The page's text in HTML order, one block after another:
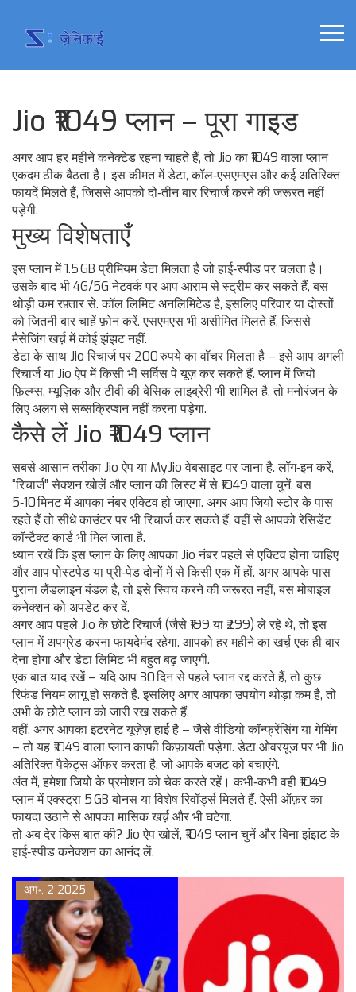
Jio ₹1049 प्लान – पूरा गाइड
अगर आप हर महीने कनेक्टेड रहना चाहते हैं, तो Jio का ₹1049 वाला प्लान
एकदम ठीक बैठता है। इस कीमत में डेटा, कॉल‑एसएमएस और कई अतिरिक्त
फायदें मिलते हैं, जिससे आपको दो‑तीन बार रिचार्ज करने की जरूरत नहीं
पड़ेगी.
मुख्य विशेषताएँ
इस प्लान में 1.5 GB प्रीमियम डेटा मिलता है जो हाई‑स्पीड पर चलता है।
उसके बाद भी 4G/5G नेटवर्क पर आप आराम से स्ट्रीम कर सकते हैं, बस
थोड़ी कम रफ़्तार से. कॉल लिमिट अनलिमिटेड है, इसलिए परिवार या दोस्तों
को जितनी बार चाहें फ़ोन करें. एसएमएस भी असीमित मिलते हैं, जिससे
मैसेजिंग खर्च़ में कोई झंझट नहीं.
डेटा के साथ Jio रिचार्ज पर 200 रुपये का वॉचर मिलता है – इसे आप अगली
रिचार्ज या Jio ऐप में किसी भी सर्विस पे यूज़ कर सकते हैं. प्लान में जियो
फ़िल्म्स, म्यूज़िक और टीवी की बेसिक लाइब्रेरी भी शामिल है, तो मनोरंजन के
लिए अलग से सब्सक्रिप्शन नहीं करना पड़ेगा.
कैसे लें Jio ₹1049 प्लान
सबसे आसान तरीका Jio ऐप या MyJio वेबसाइट पर जाना है. लॉग‑इन करें,
“रिचार्ज” सेक्शन खोलें और प्लान की लिस्ट में से ₹1049 वाला चुनें. बस
5‑10 मिनट में आपका नंबर एक्टिव हो जाएगा. अगर आप जियो स्टोर के पास
रहते हैं तो सीधे काउंटर पर भी रिचार्ज कर सकते हैं, वहीं से आपको रेसिडेंट
कॉन्टैक्ट कार्ड भी मिल जाता है.
ध्यान रखें कि इस प्लान के लिए आपका Jio नंबर पहले से एक्टिव होना चाहिए
और आप पोस्टपेड या प्री‑पेड दोनों में से किसी एक में हों. अगर आपके पास
पुराना लैंडलाइन बंडल है, तो इसे स्विच करने की जरूरत नहीं, बस मोबाइल
कनेक्शन को अपडेट कर दें.
अगर आप पहले Jio के छोटे रिचार्ज (जैसे ₹199 या ₹299) ले रहे थे, तो इस
प्लान में अपग्रेड करना फायदेमंद रहेगा. आपको हर महीने का खर्च़ एक ही बार
देना होगा और डेटा लिमिट भी बहुत बढ़ जाएगी.
एक बात याद रखें – यदि आप 30 दिन से पहले प्लान रद्द करते हैं, तो कुछ
रिफंड नियम लागू हो सकते हैं. इसलिए अगर आपका उपयोग थोड़ा कम है, तो
अभी के छोटे प्लान को जारी रख सकते हैं.
वहीं, अगर आपका इंटरनेट यूज़ेज़ हाई है – जैसे वीडियो कॉन्फ्रेंसिंग या गेमिंग
– तो यह ₹1049 वाला प्लान काफी किफ़ायती पड़ेगा. डेटा ओवरयूज पर भी Jio
अतिरिक्त पैकेट्स ऑफर करता है, जो आपके बजट को बचाएंगे.
अंत में, हमेशा जियो के प्रमोशन को चेक करते रहें। कभी‑कभी वही ₹1049
प्लान में एक्स्ट्रा 5 GB बोनस या विशेष रिवॉर्ड्स मिलते हैं. ऐसी ऑफ़र का
फायदा उठाने से आपका मासिक खर्च़ और भी घटेगा.
तो अब देर किस बात की? Jio ऐप खोलें, ₹1049 प्लान चुनें और बिना झंझट के
हाई‑स्पीड कनेक्शन का आनंद लें.
अग॰, 2 2025